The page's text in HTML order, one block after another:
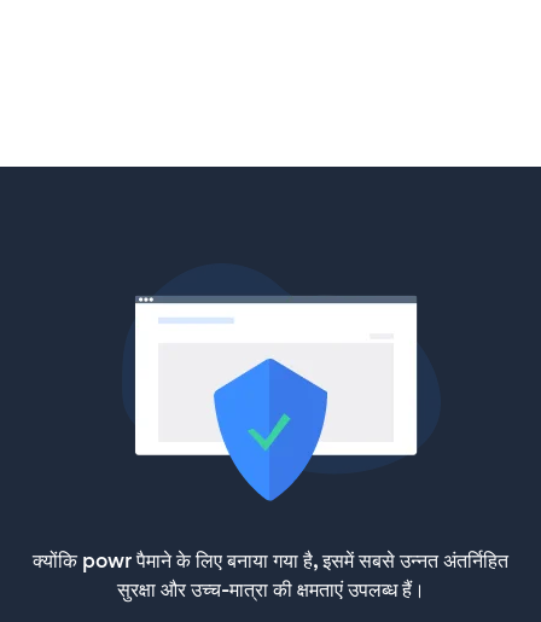
क्योंकि powr पैमाने के लिए बनाया गया है, इसमें सबसे उन्नत अंतर्निहित
सुरक्षा और उच्च-मात्रा की क्षमताएं उपलब्ध हैं।